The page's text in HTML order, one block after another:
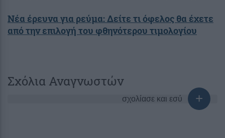
Νέα έρευνα για ρεύμα: Δείτε τι όφελος θα έχετε
από την επιλογή του φθηνότερου τιμολογίου
Σχόλια Αναγνωστών
σχολίασε και εσύ